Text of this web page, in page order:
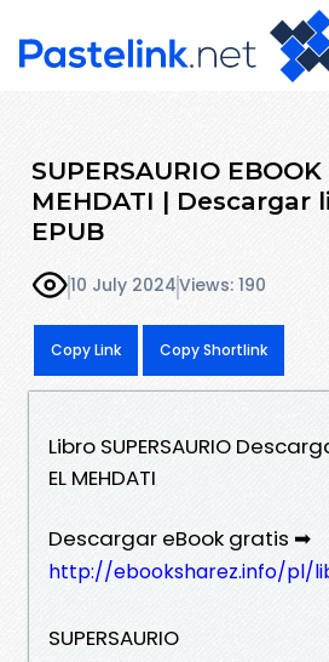
SUPERSAURIO
MEHDATI | Descargar
EPUB
10 July 2024Views: 190
Copy Link Copy Shortlink
Libro SUPERSAURIO
EL MEHDATI
Descargar eBook gratis ➡
http://ebooksharez.info/pl/
SUPERSAURIO